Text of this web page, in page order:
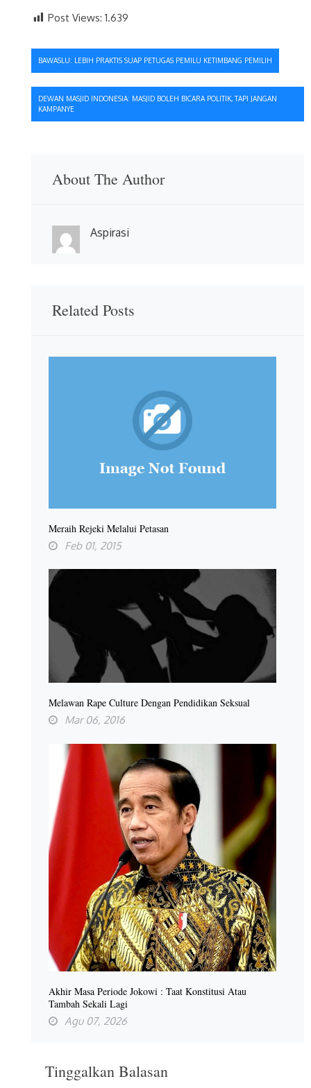
Post Views: 1.639
Navigasi
pos
BAWASLU: LEBIH PRAKTIS SUAP PETUGAS PEMILU KETIMBANG PEMILIH
DEWAN MASJID INDONESIA: MASJID BOLEH BICARA POLITIK, TAPI JANGAN
KAMPANYE
About The Author
Aspirasi
Related Posts
Meraih Rejeki Melalui Petasan
Feb 01, 2015
Melawan Rape Culture Dengan Pendidikan Seksual
Mar 06, 2016
Akhir Masa Periode Jokowi : Taat Konstitusi Atau
Tambah Sekali Lagi
Agu 07, 2026
Tinggalkan Balasan